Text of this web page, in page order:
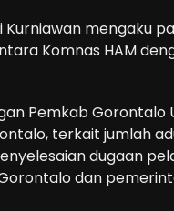
Kurniawan mengaku
Komnas HAM
Pemkab Gorontalo
terkait jumlah
dugaan
dan